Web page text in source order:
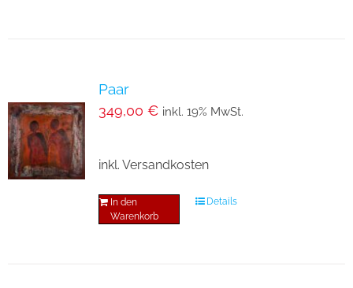
Paar
349,00 € inkl. 19% MwSt.
inkl. Versandkosten
In den
Warenkorb
Details